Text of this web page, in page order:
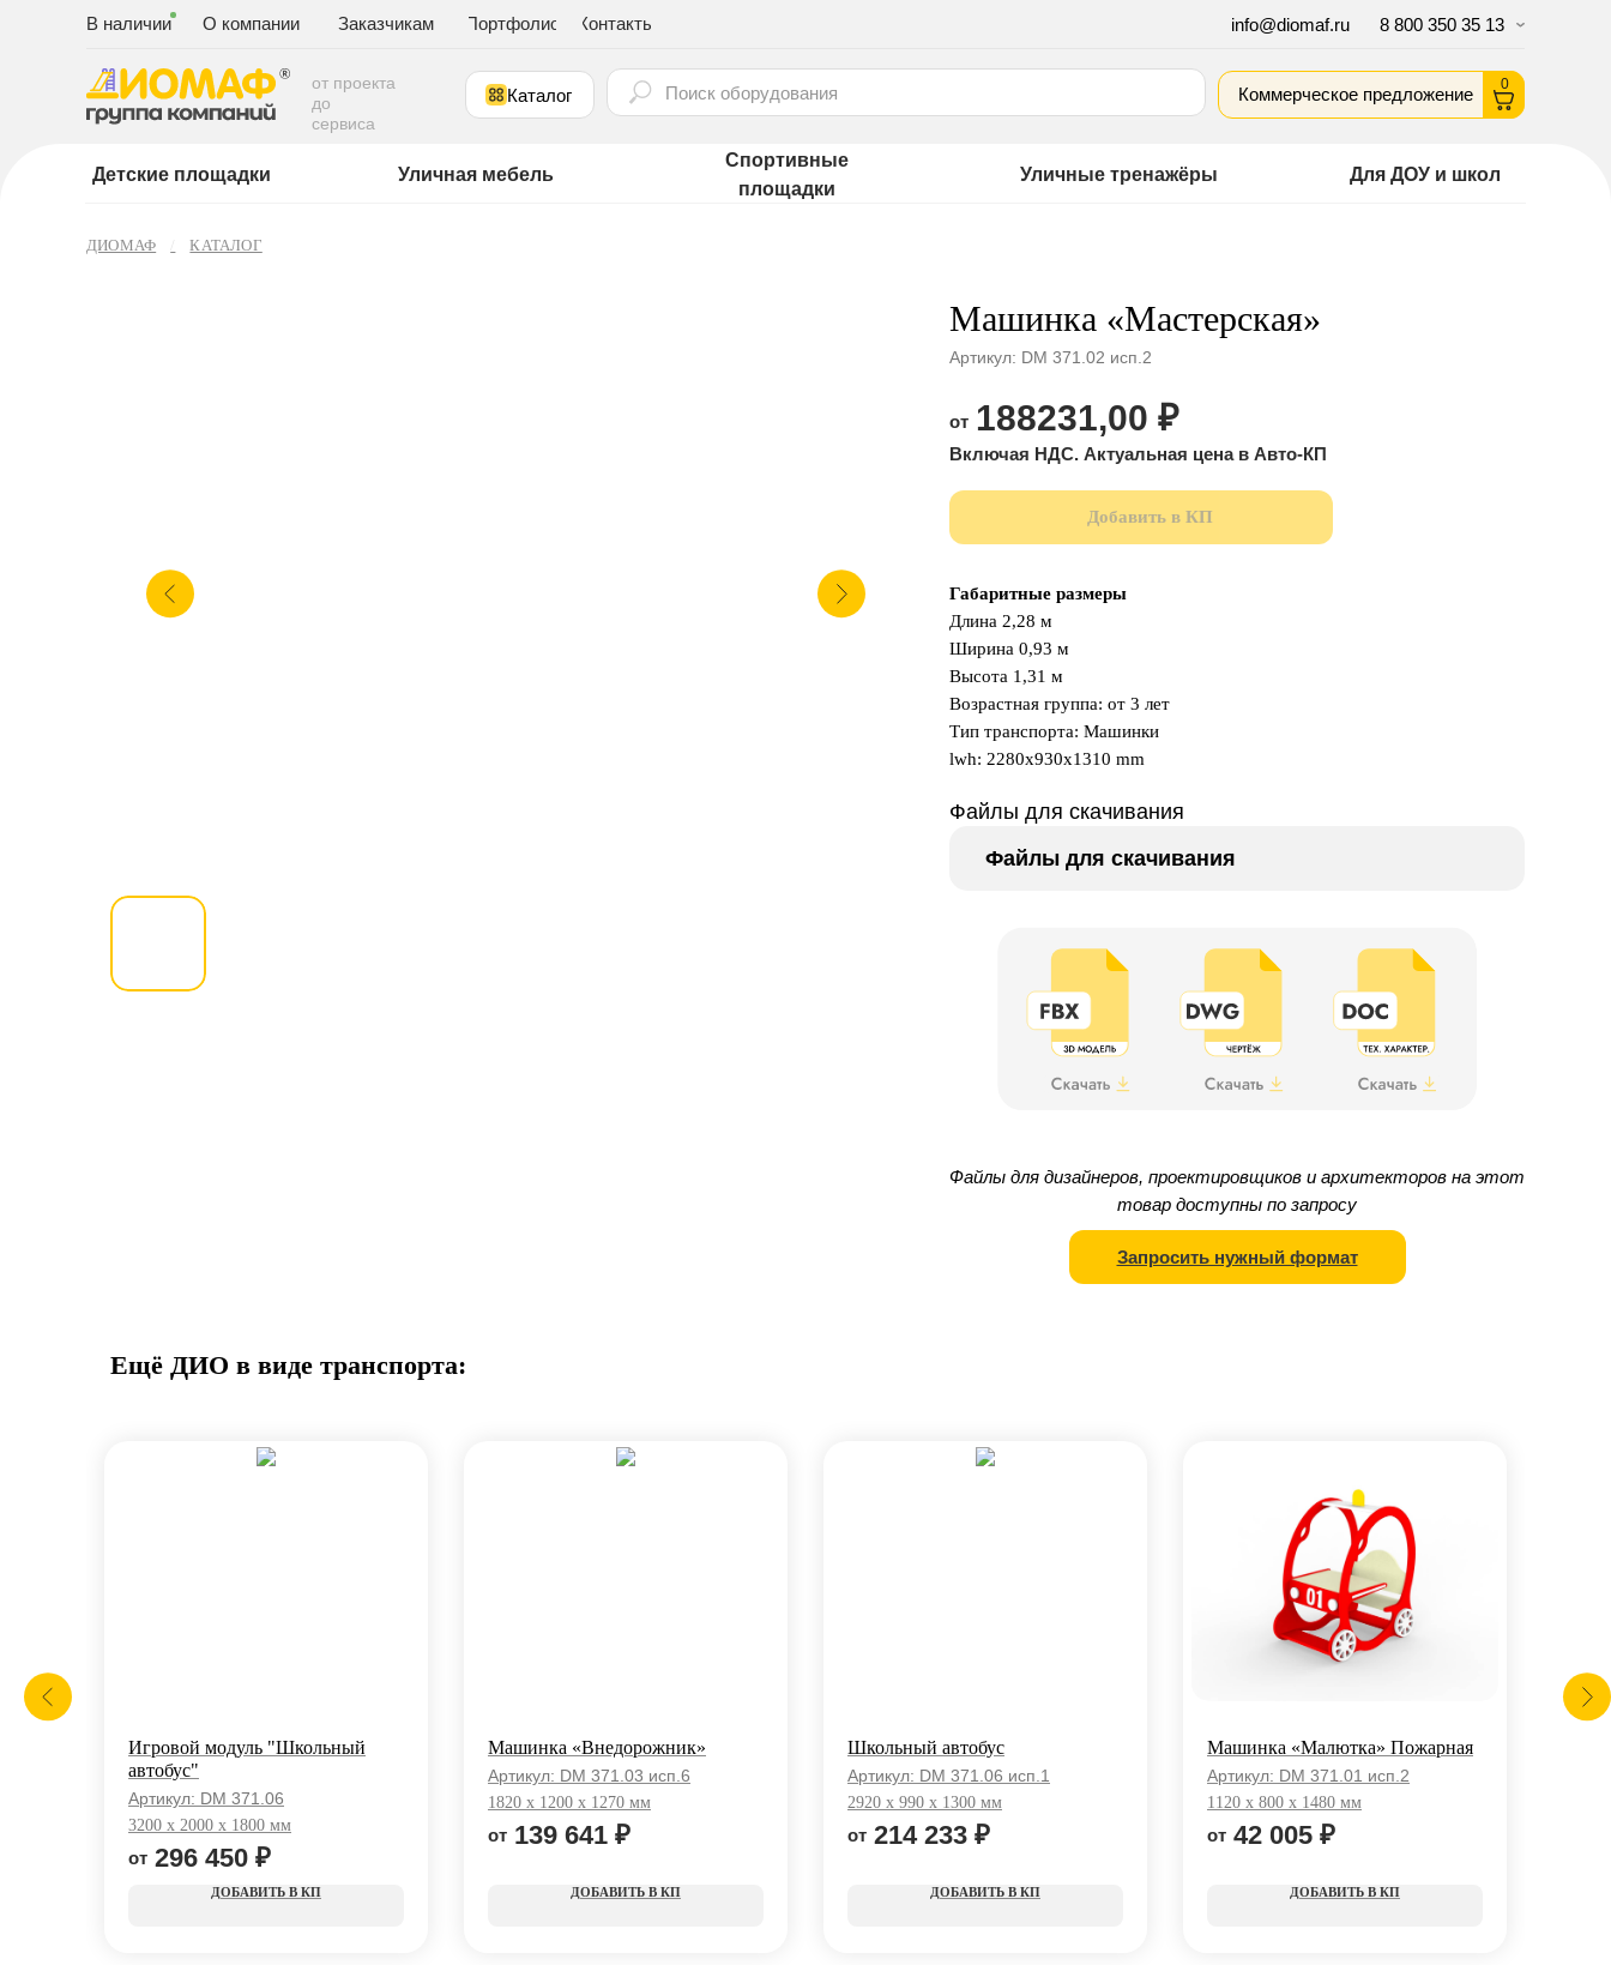
О компании
В наличии Заказчикам Портфолио Контакты info@diomaf.ru 8 800 350 35 13
от проекта
до
сервиса
Каталог
Коммерческое предложение
0
Детские площадки Уличная мебель
Спортивные
площадки
Уличные тренажёры Для ДОУ и школ
ДИОМАФ КАТАЛОГ
Машинка «Мастерская»
Артикул: DM 371.02 исп.2
188231,00 ₽
Добавить в КП
Габаритные размеры
Длина 2,28 м
Ширина 0,93 м
Высота 1,31 м
Возрастная группа: от 3 лет
Тип транспорта: Машинки
lwh: 2280x930x1310 mm
Файлы для скачивания
Файлы для скачивания
Файлы для дизайнеров, проектировщиков и архитекторов на этот
товар доступны по запросу
Запросить нужный формат
Ещё ДИО в виде транспорта:
Игровой модуль "Школьный
автобус"
Артикул: DM 371.06
3200 х 2000 х 1800 мм
296 450 ₽
КП
Машинка «Внедорожник»
Артикул: DM 371.03 исп.6
1820 x 1200 x 1270 мм
139 641 ₽
КП
Школьный автобус
Артикул: DM 371.06 исп.1
2920 x 990 x 1300 мм
214 233 ₽
КП
Машинка «Малютка» Пожарная
Артикул: DM 371.01 исп.2
1120 x 800 x 1480 мм
42 005 ₽
КП